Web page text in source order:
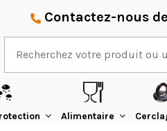
Contactez-nous
Alimentaire